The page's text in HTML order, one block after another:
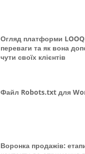
Огляд платформи
переваги та як вона
чути своїх клієнтів
Файл Robots.txt для
Воронка продажів: